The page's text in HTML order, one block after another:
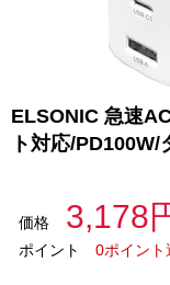
ELSONIC 急速
ト対応/
価格 3,178
ポイント
0ポイント